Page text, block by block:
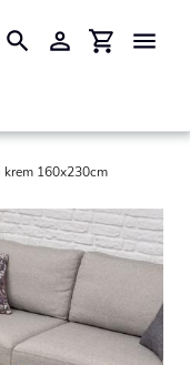
SuchenEinloggen
krem 160x230cm